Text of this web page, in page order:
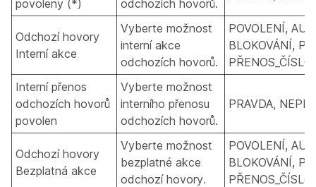
povoleny (*)
odchozích hovorů.
Odchozí hovory
Interní akce
Vyberte možnost
interní akce
odchozích hovorů.
POVOLENÍ,
BLOKOVÁNÍ,
Interní přenos
odchozích hovorů
povolen
Vyberte možnost
interního přenosu
odchozích hovorů.
PRAVDA,
Odchozí hovory
Bezplatná akce
Vyberte možnost
bezplatné akce
odchozí hovory.
POVOLENÍ,
BLOKOVÁNÍ,